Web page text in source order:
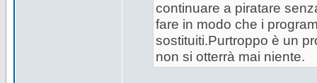
continuare a piratare
fare in modo che i
sostituiti.Purtroppo è un
non si otterrà mai niente.